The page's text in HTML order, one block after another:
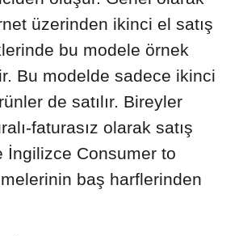
üzerinden ikinci el satış
bu modele örnek
Bu modelde sadece ikinci
de satılır. Bireyler
faturasız olarak satış
İngilizce Consumer to
baş harflerinden